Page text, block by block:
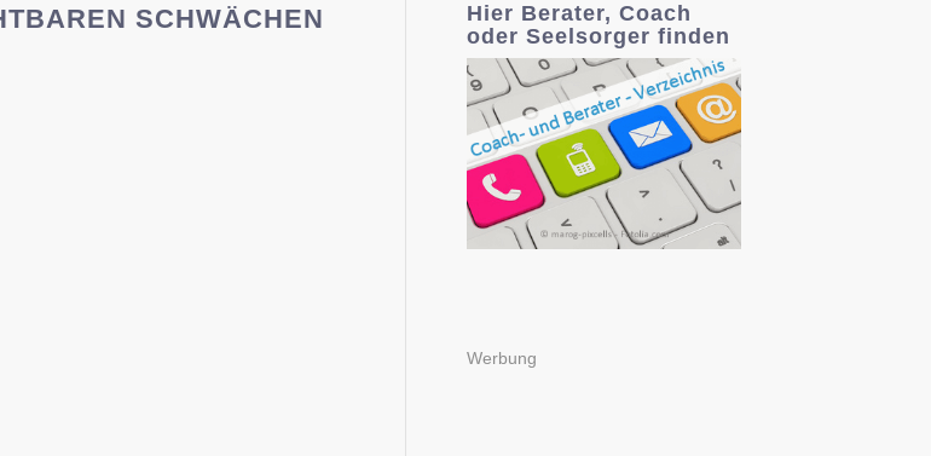
SCHWÄCHEN
Hier Berater, Coach
oder Seelsorger finden
Werbung